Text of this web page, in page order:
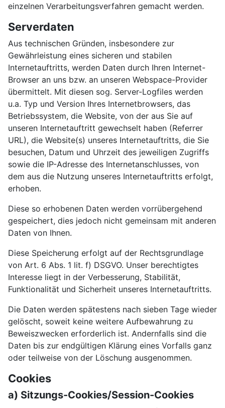
einzelnen Verarbeitungsverfahren gemacht werden.
Serverdaten
Aus technischen Gründen, insbesondere zur
Gewährleistung eines sicheren und stabilen
Internetauftritts, werden Daten durch Ihren Internet-
Browser an uns bzw. an unseren Webspace-Provider
übermittelt. Mit diesen sog. Server-Logfiles werden
u.a. Typ und Version Ihres Internetbrowsers, das
Betriebssystem, die Website, von der aus Sie auf
unseren Internetauftritt gewechselt haben (Referrer
URL), die Website(s) unseres Internetauftritts, die Sie
besuchen, Datum und Uhrzeit des jeweiligen Zugriffs
sowie die IP-Adresse des Internetanschlusses, von
dem aus die Nutzung unseres Internetauftritts erfolgt,
erhoben.
Diese so erhobenen Daten werden vorrübergehend
gespeichert, dies jedoch nicht gemeinsam mit anderen
Daten von Ihnen.
Diese Speicherung erfolgt auf der Rechtsgrundlage
von Art. 6 Abs. 1 lit. f) DSGVO. Unser berechtigtes
Interesse liegt in der Verbesserung, Stabilität,
Funktionalität und Sicherheit unseres Internetauftritts.
Die Daten werden spätestens nach sieben Tage wieder
gelöscht, soweit keine weitere Aufbewahrung zu
Beweiszwecken erforderlich ist. Andernfalls sind die
Daten bis zur endgültigen Klärung eines Vorfalls ganz
oder teilweise von der Löschung ausgenommen.
Cookies
a) Sitzungs-Cookies/Session-Cookies